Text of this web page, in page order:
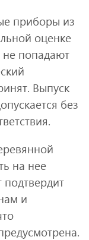
приборы из
оценке
попадают
Выпуск
без
на нее
и